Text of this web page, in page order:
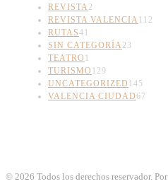
REVISTA 2
REVISTA VALENCIA 112
RUTAS41
SIN CATEGORÍA 23
TEATRO 1
TURISMO 129
UNCATEGORIZED 145
VALENCIA CIUDAD67
© 2026 Todos los derechos reservador. Por